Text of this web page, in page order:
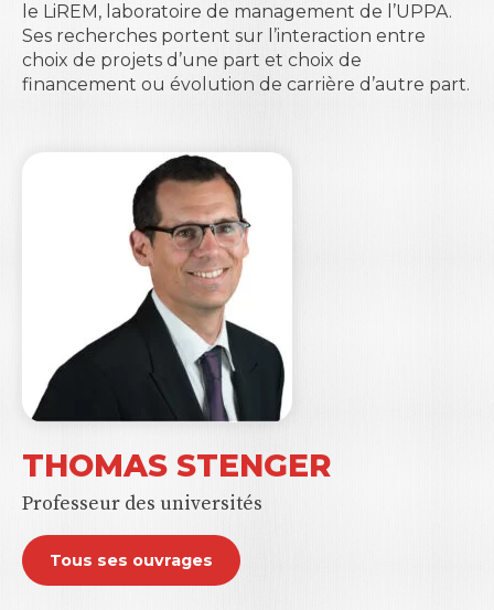
le LiREM, laboratoire de management de l’UPPA.
Ses recherches portent sur l’interaction entre
choix de projets d’une part et choix de
financement ou évolution de carrière d’autre part.
THOMAS STENGER
Professeur des universités
Tous ses ouvrages